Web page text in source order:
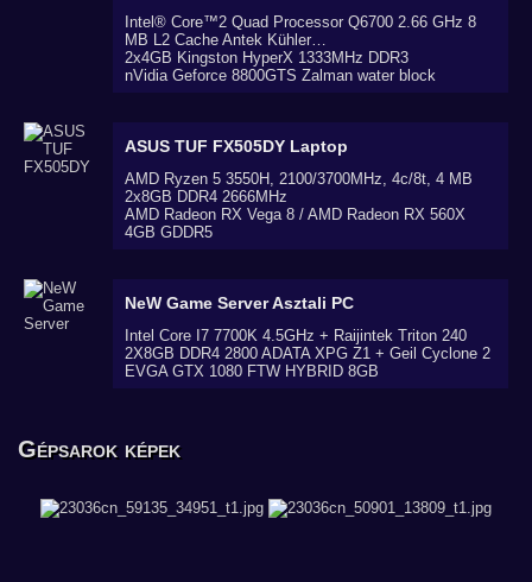
Intel® Core™2 Quad Processor Q6700 2.66 GHz 8
MB L2 Cache Antek Kühler…
2x4GB Kingston HyperX 1333MHz DDR3
nVidia Geforce 8800GTS Zalman water block
ASUS TUF FX505DY Laptop
AMD Ryzen 5 3550H, 2100/3700MHz, 4c/8t, 4 MB
2x8GB DDR4 2666MHz
AMD Radeon RX Vega 8 / AMD Radeon RX 560X
4GB GDDR5
NeW Game ServerAsztali PC
Intel Core I7 7700K 4.5GHz + Raijintek Triton 240
2X8GB DDR4 2800 ADATA XPG Z1 + Geil Cyclone 2
EVGA GTX 1080 FTW HYBRID 8GB
Gépsarok képek